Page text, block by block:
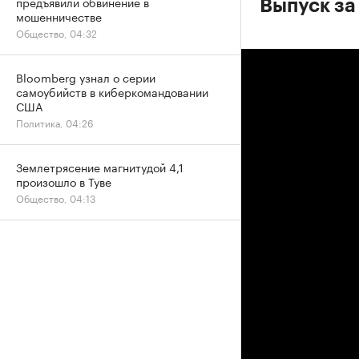
Выпуск
мошенничестве
Общество, 04:32
Bloomberg узнал о серии
самоубийств в киберкомандовании
США
Политика, 04:26
Землетрясение магнитудой 4,1
произошло в Туве
Общество, 04:13